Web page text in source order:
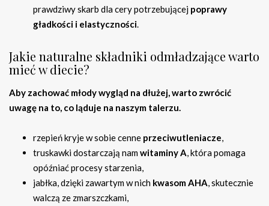
prawdziwy skarb dla cery potrzebującej poprawy
gładkości i elastyczności.
Jakie naturalne składniki odmładzające warto
mieć w diecie?
Aby zachować młody wygląd na dłużej, warto zwrócić
uwagę na to, co ląduje na naszym talerzu.
rzepień kryje w sobie cenne przeciwutleniacze,
truskawki dostarczają namwitaminy A, która pomaga
opóźniać procesy starzenia,
jabłka, dzięki zawartym w nich kwasom AHA, skutecznie
walczą ze zmarszczkami,